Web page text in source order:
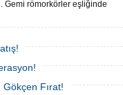
Gemi römorkörler eşliğinde
Fırat!